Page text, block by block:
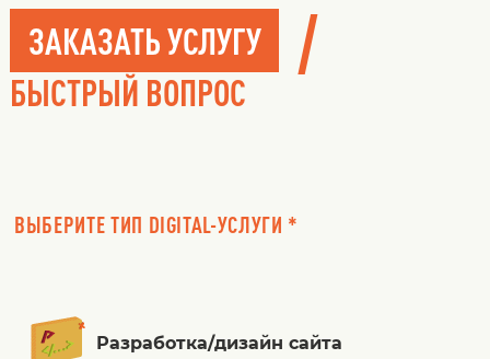
ЗАКАЗАТЬ УСЛУГУ /
БЫСТРЫЙ ВОПРОС
ВЫБЕРИТЕ ТИП DIGITAL-УСЛУГИ *
Разработка/дизайн сайта